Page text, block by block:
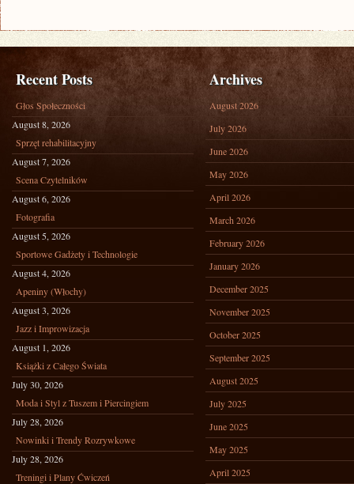
Recent Posts
Głos Społeczności
August 8, 2026
Sprzęt rehabilitacyjny
August 7, 2026
Scena Czytelników
August 6, 2026
Fotografia
August 5, 2026
Sportowe Gadżety i Technologie
August 4, 2026
Apeniny (Włochy)
August 3, 2026
Jazz i Improwizacja
August 1, 2026
Książki z Całego Świata
July 30, 2026
Moda i Styl z Tuszem i Piercingiem
July 28, 2026
Nowinki i Trendy Rozrywkowe
July 28, 2026
Treningi i Plany Ćwiczeń
Archives
August 2026
July 2026
June 2026
May 2026
April 2026
March 2026
February 2026
January 2026
December 2025
November 2025
October 2025
September 2025
August 2025
July 2025
June 2025
May 2025
April 2025